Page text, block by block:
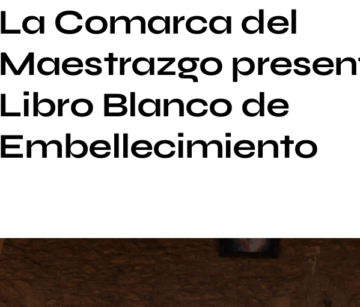
La Comarca del
Maestrazgo
Libro Blanco de
Embellecimiento